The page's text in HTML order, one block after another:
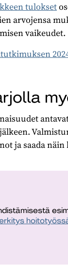
tulokset
arvojensa
vaikeudet.
ja saada